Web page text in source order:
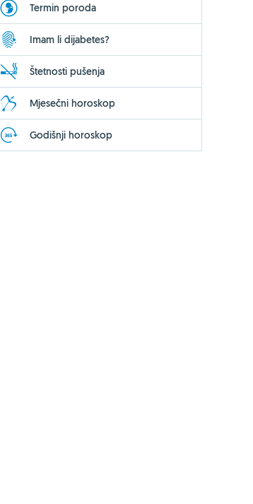
Termin poroda
Imam li dijabetes?
Štetnosti pušenja
Mjesečni horoskop
Godišnji horoskop